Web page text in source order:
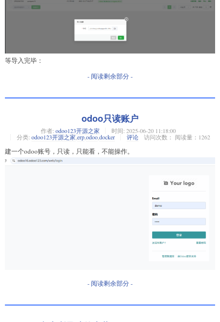
等导入完毕：
- 阅读剩余部分 -
odoo只读账户
作者: odoo123开源之家 时间: 2025-06-20 11:18:00
分类: odoo123开源之家,erp,odoo,docker 评论 访问次数： 阅读量：1262
建一个odoo账号，只读，只能看，不能操作。
- 阅读剩余部分 -